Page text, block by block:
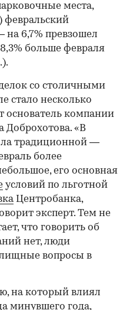
места,
февральский
на 6,7% превзошел
больше февраля
со столичными
стало несколько
компании
Доброхотова. «В
традиционной —
более
его основная
условий по льготной
Центробанка,
эксперт. Тем не
что говорить об
нет, люди
вопросы в
на который влиял
минувшего года,